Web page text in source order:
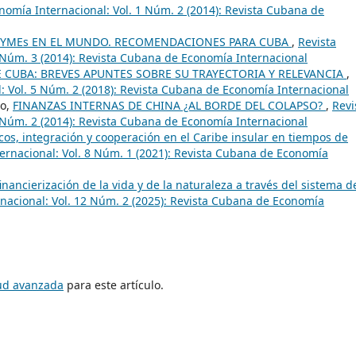
Internacional: Vol. 1 Núm. 2 (2014): Revista Cubana de
EN EL MUNDO. RECOMENDACIONES PARA CUBA , Revista
3 (2014): Revista Cubana de Economía Internacional
BREVES APUNTES SOBRE SU TRAYECTORIA Y RELEVANCIA ,
5 Núm. 2 (2018): Revista Cubana de Economía Internacional
FINANZAS INTERNAS DE CHINA ¿AL BORDE DEL COLAPSO? ,
2 (2014): Revista Cubana de Economía Internacional
integración y cooperación en el Caribe insular en tiempos de
Vol. 8 Núm. 1 (2021): Revista Cubana de Economía
de la vida y de la naturaleza a través del sistema
Vol. 12 Núm. 2 (2025): Revista Cubana de Economía
avanzada para este artículo.